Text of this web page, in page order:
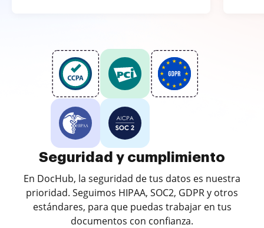
Seguridad y cumplimiento
En DocHub, la seguridad de tus datos es nuestra
prioridad. Seguimos HIPAA, SOC2, GDPR y otros
estándares, para que puedas trabajar en tus
documentos con confianza.